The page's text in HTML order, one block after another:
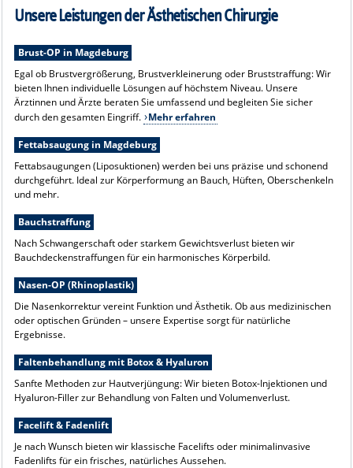
Unsere Leistungen der Ästhetischen Chirurgie
Brust-OP in Magdeburg
Egal ob Brustvergrößerung, Brustverkleinerung oder Bruststraffung: Wir
bieten Ihnen individuelle Lösungen auf höchstem Niveau. Unsere
Ärztinnen und Ärzte beraten Sie umfassend und begleiten Sie sicher
durch den gesamten Eingriff. Mehr erfahren
Fettabsaugung in Magdeburg
Fettabsaugungen (Liposuktionen) werden bei uns präzise und schonend
durchgeführt. Ideal zur Körperformung an Bauch, Hüften, Oberschenkeln
und mehr.
Bauchstraffung
Nach Schwangerschaft oder starkem Gewichtsverlust bieten wir
Bauchdeckenstraffungen für ein harmonisches Körperbild.
Nasen-OP (Rhinoplastik)
Die Nasenkorrektur vereint Funktion und Ästhetik. Ob aus medizinischen
oder optischen Gründen – unsere Expertise sorgt für natürliche
Ergebnisse.
Faltenbehandlung mit Botox & Hyaluron
Sanfte Methoden zur Hautverjüngung: Wir bieten Botox-Injektionen und
Hyaluron-Filler zur Behandlung von Falten und Volumenverlust.
Facelift & Fadenlift
Je nach Wunsch bieten wir klassische Facelifts oder minimalinvasive
Fadenlifts für ein frisches, natürliches Aussehen.